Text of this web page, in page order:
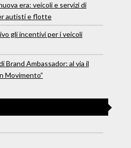
era: veicoli e servizi di
autisti e flotte
gli incentivi per i veicoli
Brand Ambassador: al via il
Movimento”